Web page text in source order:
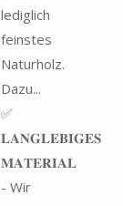
lediglich
feinstes
Naturholz.
Dazu...
✅
𝐋𝐀𝐍𝐆𝐋𝐄𝐁𝐈𝐆𝐄𝐒
𝐌𝐀𝐓𝐄𝐑𝐈𝐀𝐋
- Wir